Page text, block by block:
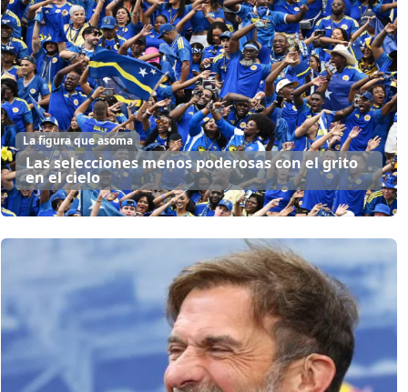
La figura que asoma
Las selecciones menos poderosas con el grito
en el cielo